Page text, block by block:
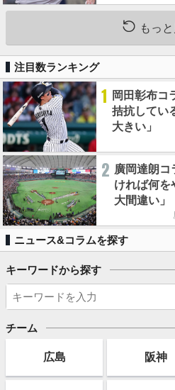
もっ
注目数ランキング
1
岡田彰布コ
拮抗してい
大きい」
2 廣岡達朗コ
ければ何を
大間違い」
ニュース&コラムを探す
キーワードから探す
チーム
広島 阪神